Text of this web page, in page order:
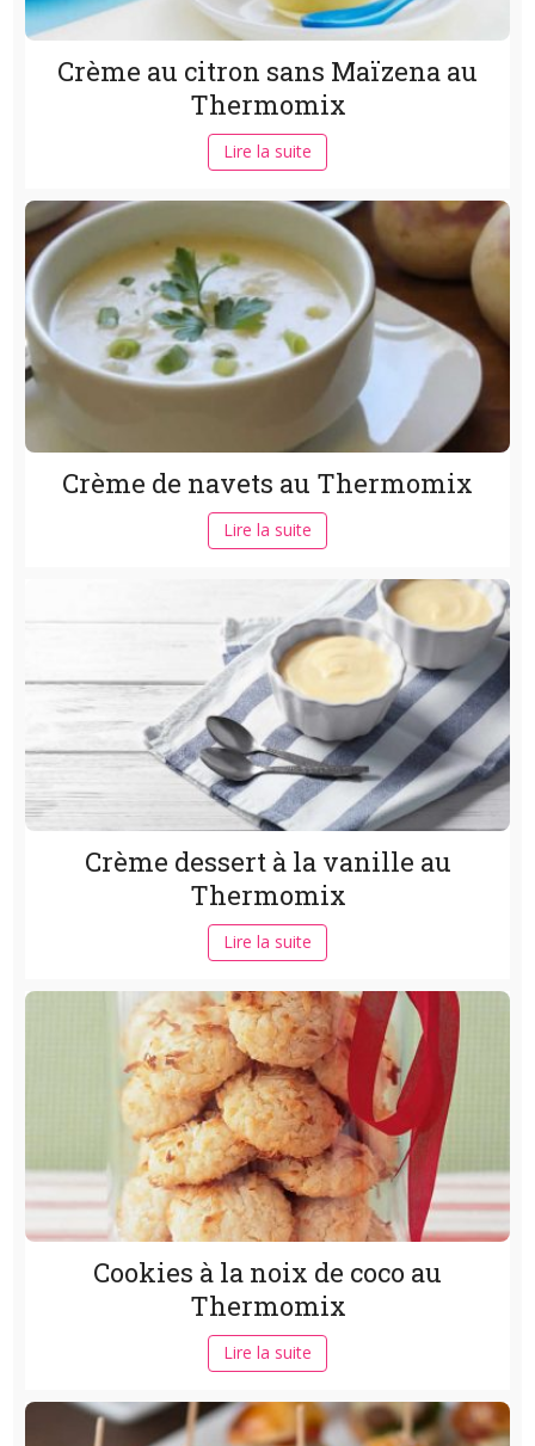
Crème au citron sans Maïzena au
Thermomix
Lire la suite
Crème de navets au Thermomix
Lire la suite
Crème dessert à la vanille au
Thermomix
Lire la suite
Cookies à la noix de coco au
Thermomix
Lire la suite